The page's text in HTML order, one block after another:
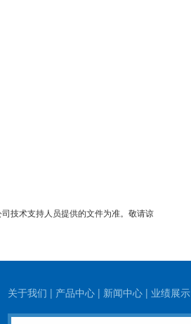
技术支持人员提供的文件为准。敬请谅
关于我们 | 产品中心 | 新闻中心 | 业绩展示